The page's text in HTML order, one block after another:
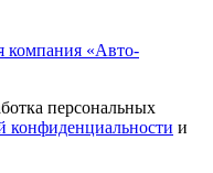
компания «Авто-
персональных
конфиденциальности и